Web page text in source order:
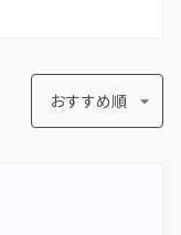
おすすめ順